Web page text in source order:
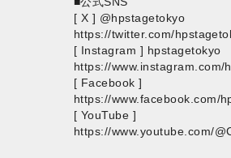
[ X ] @hpstagetokyo
https://twitter.com/
[ Instagram ] hpstagetokyo
https://www.instagram.com/
[ Facebook ]
https://www.facebook.com/
[ YouTube ]
https://www.youtube.com/